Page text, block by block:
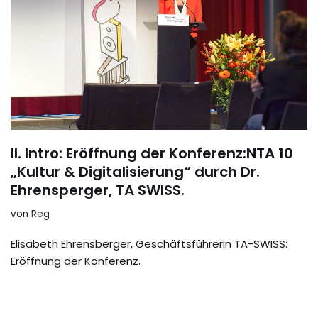
II. Intro: Eröffnung der Konferenz:NTA 10
„Kultur & Digitalisierung“ durch Dr.
Ehrensperger, TA SWISS.
von Reg
Elisabeth Ehrensberger, Geschäftsführerin TA-SWISS:
Eröffnung der Konferenz.